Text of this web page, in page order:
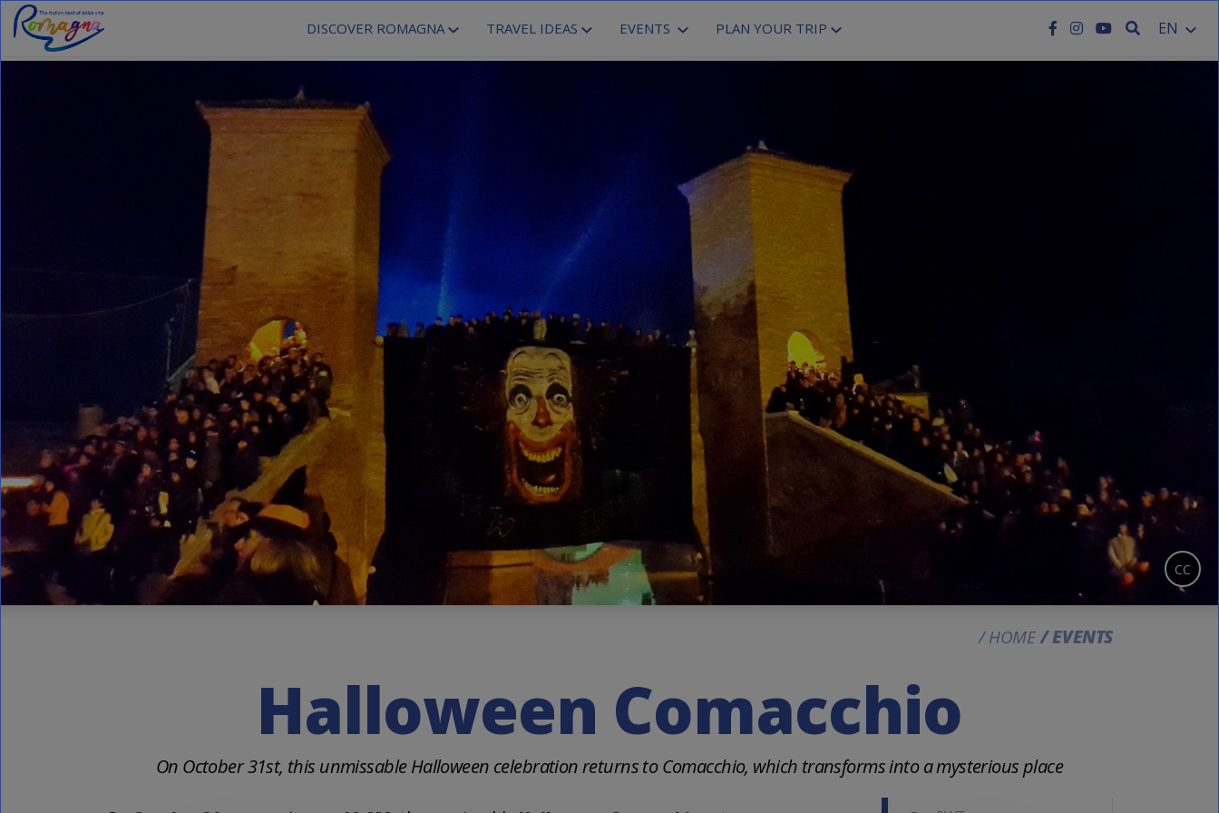
DISCOVER ROMAGNA TRAVEL IDEAS EVENTS PLAN YOUR TRIP SEARCH
EN
CC
HOME EVENTS
Halloween Comacchio
On October 31st, this unmissable Halloween celebration returns to Comacchio, which transforms into a mysterious place